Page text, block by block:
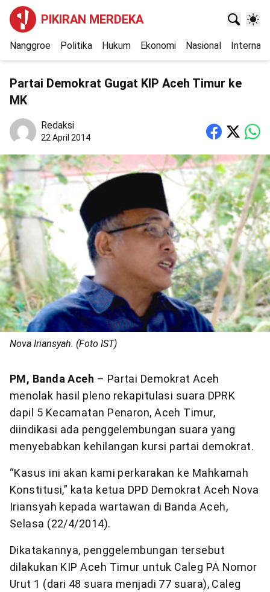
PIKIRAN MERDEKA
Nanggroe Politika Hukum Ekonomi Nasional
Partai Demokrat Gugat KIP Aceh Timur ke
MK
Redaksi
22 April 2014
Nova Iriansyah. (Foto IST)
PM, Banda Aceh – Partai Demokrat Aceh
menolak hasil pleno rekapitulasi suara DPRK
dapil 5 Kecamatan Penaron, Aceh Timur,
diindikasi ada penggelembungan suara yang
menyebabkan kehilangan kursi partai demokrat.
“Kasus ini akan kami perkarakan ke Mahkamah
Konstitusi,” kata ketua DPD Demokrat Aceh Nova
Iriansyah kepada wartawan di Banda Aceh,
Selasa (22/4/2014).
Dikatakannya, penggelembungan tersebut
dilakukan KIP Aceh Timur untuk Caleg PA Nomor
Urut 1 (dari 48 suara menjadi 77 suara), Caleg